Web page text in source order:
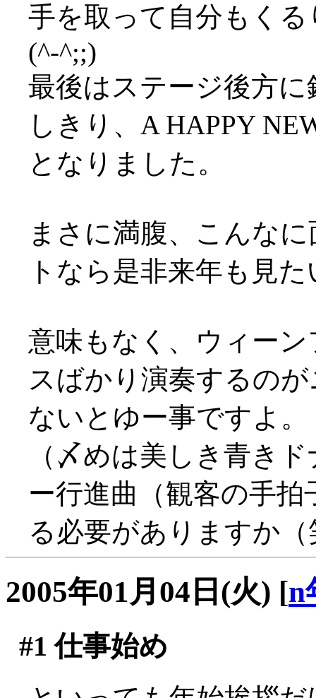
手を取って自分もく
(^-^;;)
最後はステージ後方
しきり、A HAPPY
となりました。
まさに満腹、こんな
トなら是非来年も見
意味もなく、ウィー
スばかり演奏するの
ないとゆー事ですよ。
（〆めは美しき青き
ー行進曲（観客の手
る必要がありますか（
2005年01月04日(火) [n
#1 仕事始め